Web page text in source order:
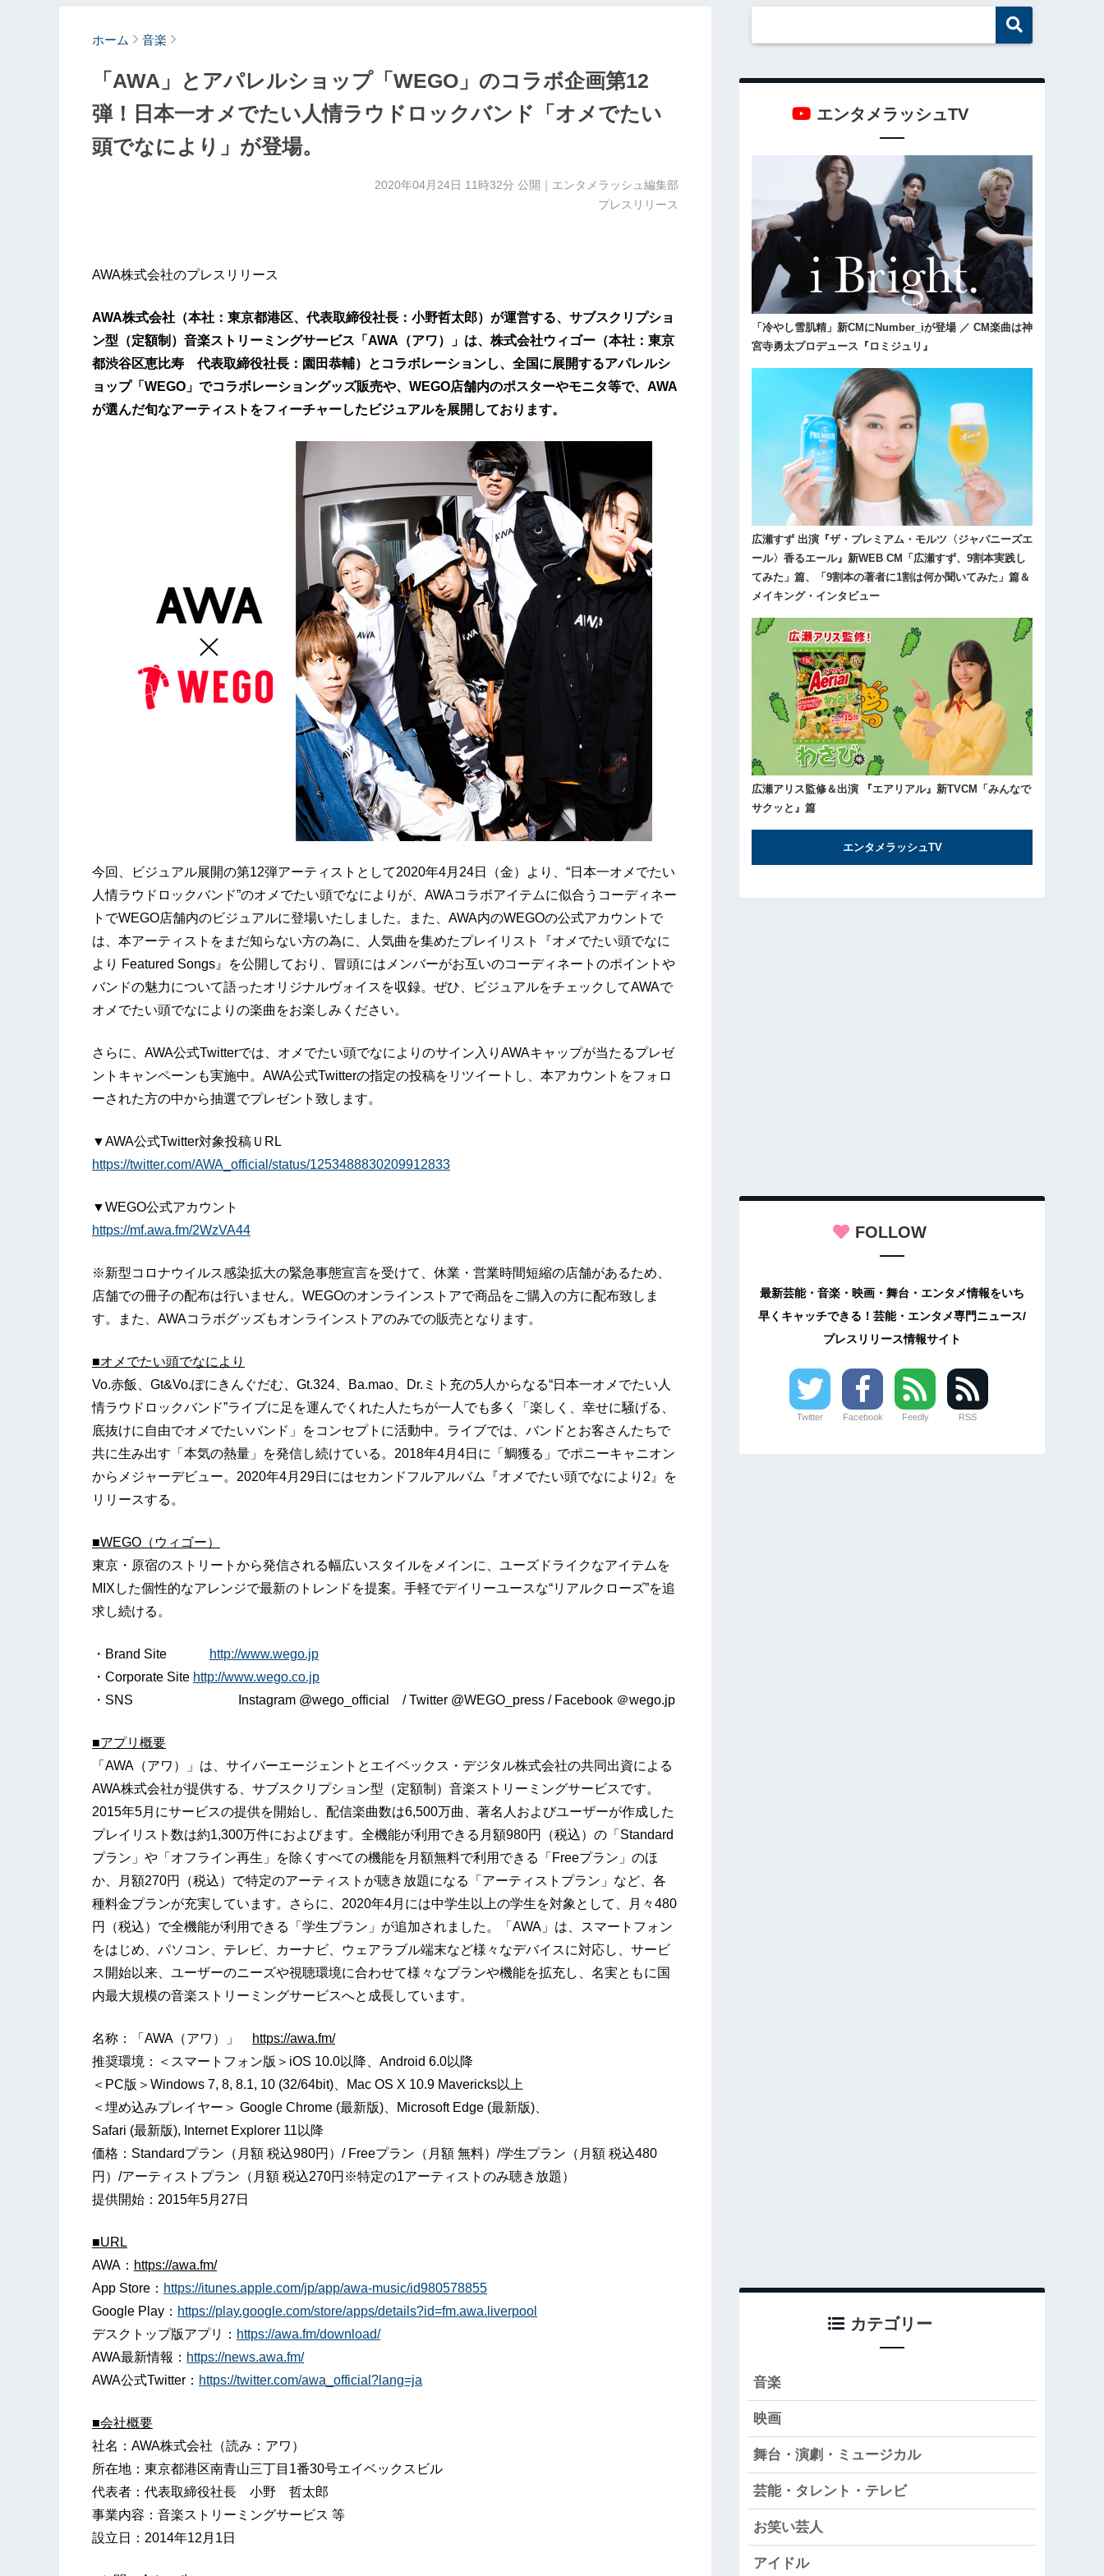
ホーム 音楽
「AWA」とアパレルショップ「WEGO」のコラボ企画第12
弾！日本一オメでたい人情ラウドロックバンド「オメでたい
頭でなにより」が登場。
2020年04月24日 11時32分 公開｜エンタメラッシュ編集部
プレスリリース
AWA株式会社のプレスリリース
AWA株式会社（本社：東京都港区、代表取締役社長：小野哲太郎）が運営する、サブスクリプショ
ン型（定額制）音楽ストリーミングサービス「AWA（アワ）」は、株式会社ウィゴー（本社：東京
都渋谷区恵比寿 代表取締役社長：園田恭輔）とコラボレーションし、全国に展開するアパレルシ
ョップ「WEGO」でコラボレーショングッズ販売や、WEGO店舗内のポスターやモニタ等で、AWA
が選んだ旬なアーティストをフィーチャーしたビジュアルを展開しております。
今回、ビジュアル展開の第12弾アーティストとして2020年4月24日（金）より、“日本一オメでたい
人情ラウドロックバンド”のオメでたい頭でなによりが、AWAコラボアイテムに似合うコーディネー
トでWEGO店舗内のビジュアルに登場いたしました。また、AWA内のWEGOの公式アカウントで
は、本アーティストをまだ知らない方の為に、人気曲を集めたプレイリスト『オメでたい頭でなに
より Featured Songs』を公開しており、冒頭にはメンバーがお互いのコーディネートのポイントや
バンドの魅力について語ったオリジナルヴォイスを収録。ぜひ、ビジュアルをチェックしてAWAで
オメでたい頭でなによりの楽曲をお楽しみください。
さらに、AWA公式Twitterでは、オメでたい頭でなによりのサイン入りAWAキャップが当たるプレゼ
ントキャンペーンも実施中。AWA公式Twitterの指定の投稿をリツイートし、本アカウントをフォロ
ーされた方の中から抽選でプレゼント致します。
▼AWA公式Twitter対象投稿ＵRL
https://twitter.com/AWA_official/status/1253488830209912833
▼WEGO公式アカウント
https://mf.awa.fm/2WzVA44
※新型コロナウイルス感染拡大の緊急事態宣言を受けて、休業・営業時間短縮の店舗があるため、
店舗での冊子の配布は行いません。WEGOのオンラインストアで商品をご購入の方に配布致しま
す。また、AWAコラボグッズもオンラインストアのみでの販売となります。
■オメでたい頭でなにより
Vo.赤飯、Gt&Vo.ぽにきんぐだむ、Gt.324、Ba.mao、Dr.ミト充の5人からなる“日本一オメでたい人
情ラウドロックバンド”ライブに足を運んでくれた人たちが一人でも多く「楽しく、幸せに騒げる、
底抜けに自由でオメでたいバンド」をコンセプトに活動中。ライブでは、バンドとお客さんたちで
共に生み出す「本気の熱量」を発信し続けている。2018年4月4日に「鯛獲る」でポニーキャニオン
からメジャーデビュー。2020年4月29日にはセカンドフルアルバム『オメでたい頭でなにより2』を
リリースする。
■WEGO （ウィ ゴー）
東京・原宿のストリートから発信される幅広いスタイルをメインに、ユーズドライクなアイテムを
MIXした個性的なアレンジで最新のトレンドを提案。手軽でデイリーユースな“リアルクローズ”を追
求し続ける。
・Brand Site
http://www.wego.jp
・Corporate Site http://www.wego.co.jp
・SNS Instagram @wego_official / Twitter @WEGO_press / Facebook ＠wego.jp
■アプリ概要
「AWA（アワ）」は、サイバーエージェントとエイベックス・デジタル株式会社の共同出資による
AWA株式会社が提供する、サブスクリプション型（定額制）音楽ストリーミングサービスです。
2015年5月にサービスの提供を開始し、配信楽曲数は6,500万曲、著名人およびユーザーが作成した
プレイリスト数は約1,300万件におよびます。全機能が利用できる月額980円（税込）の「Standard
プラン」や「オフライン再生」を除くすべての機能を月額無料で利用できる「Freeプラン」のほ
か、月額270円（税込）で特定のアーティストが聴き放題になる「アーティストプラン」など、各
種料金プランが充実しています。さらに、2020年4月には中学生以上の学生を対象として、月々480
円（税込）で全機能が利用できる「学生プラン」が追加されました。「AWA」は、スマートフォン
をはじめ、パソコン、テレビ、カーナビ、ウェアラブル端末など様々なデバイスに対応し、サービ
ス開始以来、ユーザーのニーズや視聴環境に合わせて様々なプランや機能を拡充し、名実ともに国
内最大規模の音楽ストリーミングサービスへと成長しています。
名称：「AWA（アワ）」 https://awa.fm/
推奨環境：＜スマートフォン版＞iOS 10.0以降、Android 6.0以降
＜PC版＞Windows 7, 8, 8.1, 10 (32/64bit)、Mac OS X 10.9 Mavericks以上
＜埋め込みプレイヤー＞ Google Chrome (最新版)、Microsoft Edge (最新版)、
Safari (最新版), Internet Explorer 11以降
価格：Standardプラン（月額 税込980円）/ Freeプラン（月額 無料）/学生プラン（月額 税込480
円）/アーティストプラン（月額 税込270円※特定の1アーティストのみ聴き放題）
提供開始：2015年5月27日
■URL
AWA： https://awa.fm/
App Store： https://itunes.apple.com/jp/app/awa-music/id980578855
Google Play： https://play.google.com/store/apps/details?id=fm.awa.liverpool
デスクトップ版アプリ： https://awa.fm/download/
AWA最新情報： https://news.awa.fm/
AWA公式Twitter： https://twitter.com/awa_official?lang=ja
■会社概要
社名：AWA株式会社（読み：アワ）
所在地：東京都港区南青山三丁目1番30号エイベックスビル
代表者：代表取締役社長 小野 哲太郎
事業内容：音楽ストリーミングサービス 等
設立日：2014年12月1日
エンタメラッシュTV
「冷やし雪肌精」新CMにNumber_iが登場 ／ CM楽曲は神
宮寺勇太プロデュース『ロミジュリ』
広瀬すず 出演『ザ・プレミアム・モルツ〈ジャパニーズエ
ール〉香るエール』新WEB CM「広瀬すず、9割本実践し
てみた」篇、「9割本の著者に1割は何か聞いてみた」篇＆
メイキング・インタビュー
広瀬アリス監修＆出演 『エアリアル』新TVCM「みんなで
サクッと』篇
エンタメラッシュTV
FOLLOW
最新芸能・音楽・映画・舞台・エンタメ情報をいち
早くキャッチできる！芸能・エンタメ専門ニュース/
プレスリリース情報サイト
Twitter Facebook Feedly RSS
カテゴリー
音楽
映画
舞台・演劇・ミュージカル
芸能・タレント・テレビ
お笑い芸人
アイドル